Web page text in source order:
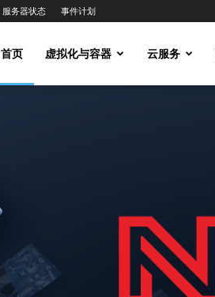
服务器状态 事件计划
首页 虚拟化与容器 云服务